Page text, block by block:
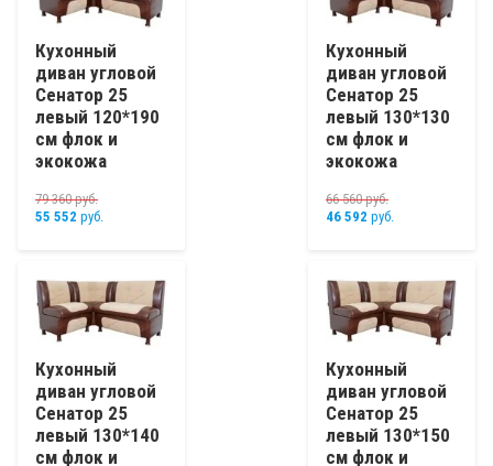
Кухонный
диван угловой
Сенатор 25
левый 120*190
см флок и
экокожа
79 360руб.
55 552 руб.
Кухонный
диван угловой
Сенатор 25
левый 130*130
см флок и
экокожа
66 560руб.
46 592 руб.
Кухонный
диван угловой
Сенатор 25
левый 130*140
см флок и
Кухонный
диван угловой
Сенатор 25
левый 130*150
см флок и